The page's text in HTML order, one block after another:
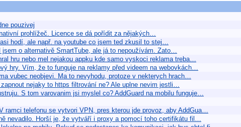
pouzivej
prohlížeč. Licence se dá pořídit za nějakých…
hodí, ale např. na youtube co jsem ted zkusil to stej…
o alternativě SmartTube, ale já to nepoužívám. Zato…
hru nebo mel nejakou appku kde samo vyskoci reklama treba…
hry. Vím, že to funguje na reklamy před videem na webovkách…
vubec neobjevi. Ma to nevyhodu, protoze v nekterych hrach…
nejaky to https filtrování ne? Ale uplne nevim jestli…
S tom varovanim jsi myslel co? AddGuard na mobilu funguje…
ramci telefonu se vytvori VPN, pres kterou jde provoz, aby AddGua…
nevadilo. Horší je, že vytváří i proxy a pomocí toho certifikátu fil…